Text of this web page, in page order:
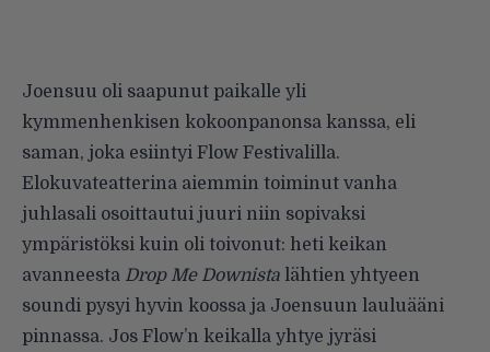
Joensuu oli saapunut paikalle yli
kymmenhenkisen kokoonpanonsa kanssa, eli
saman, joka esiintyi Flow Festivalilla.
Elokuvateatterina aiemmin toiminut vanha
juhlasali osoittautui juuri niin sopivaksi
ympäristöksi kuin oli toivonut: heti keikan
avanneesta Drop Me Downista lähtien yhtyeen
soundi pysyi hyvin koossa ja Joensuun lauluääni
pinnassa. Jos Flow’n keikalla yhtye jyräsi